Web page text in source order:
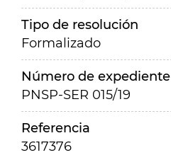
Tipo de resolución
Formalizado
Número de expediente
PNSP-SER 015/19
Referencia
3617376